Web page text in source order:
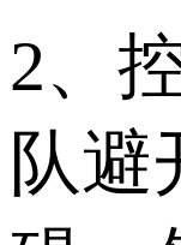
2、
队避